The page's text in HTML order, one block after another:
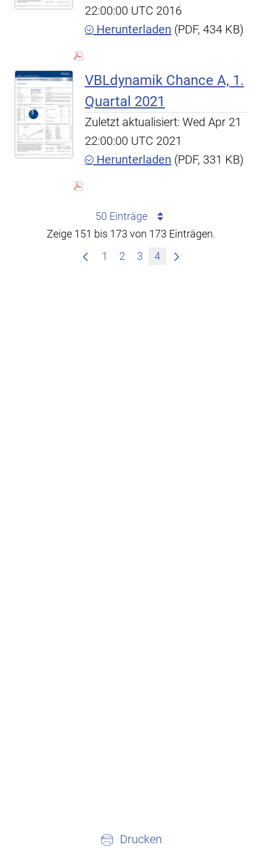
22:00:00 UTC 2016
Herunterladen (PDF, 434 KB)
VBLdynamik Chance A, 1.
Quartal 2021
Zuletzt aktualisiert: Wed Apr 21
22:00:00 UTC 2021
Herunterladen (PDF, 331 KB)
50 Einträge
Zeige 151 bis 173 von 173 Einträgen.
1
2 3 4
Drucken